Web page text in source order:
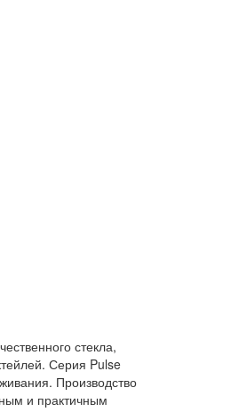
стекла,
Серия Pulse
Производство
и практичным